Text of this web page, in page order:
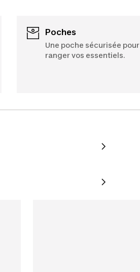
Poches
Une poche sécurisée pour
ranger vos essentiels.